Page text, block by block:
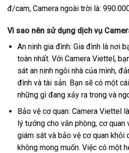
đ/cam, Camera ngoài trời là:
Vì sao nên sử dụng dịch vụ
An ninh gia đình: Gia đình là nơi
toàn nhất. Với Camera Viettel,
sát an ninh ngôi nhà của mình,
đình và tài sản. Bạn sẽ có một
những gì đang xảy ra trong và
Bảo vệ cơ quan: Camera Viettel
lý tưởng cho văn phòng, cơ quan
giám sát và bảo vệ cơ quan khỏi
không mong muốn. Việc có một